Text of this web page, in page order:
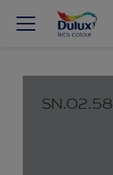
SN.02.58